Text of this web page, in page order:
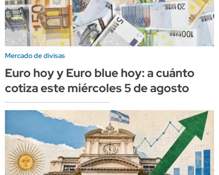
Mercado de divisas
Euro hoy y Euro blue hoy: a cuánto
cotiza este miércoles 5 de agosto